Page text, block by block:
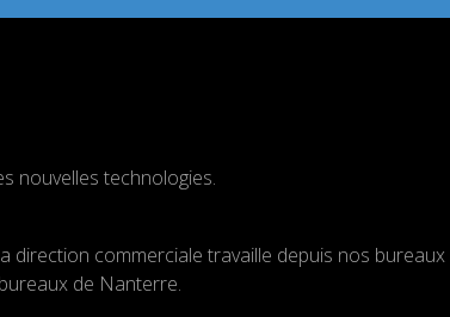
nouvelles technologies.
direction commerciale travaille depuis nos bureaux
de Nanterre.